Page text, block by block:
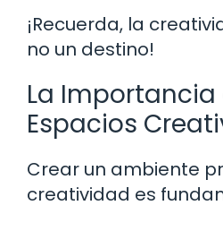
¡Recuerda, la
no un destino!
La Importancia
Espacios
Crear un ambiente
creatividad es